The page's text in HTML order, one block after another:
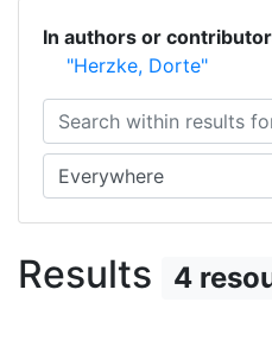
In authors or
"Herzke, Dorte"
Search within results for...
Search in...
Results 4